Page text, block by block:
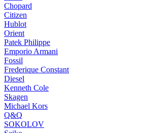
Chopard
Citizen
Hublot
Orient
Patek Philippe
Emporio Armani
Fossil
Frederique Constant
Diesel
Kenneth Cole
Skagen
Michael Kors
Q&Q
SOKOLOV